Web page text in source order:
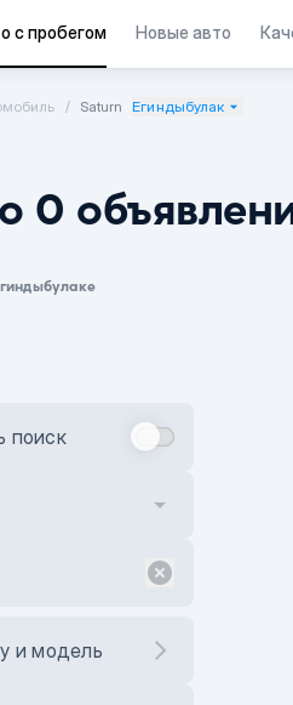
с пробегом Новые авто
Saturn Егиндыбулак
0
поиск
и модель